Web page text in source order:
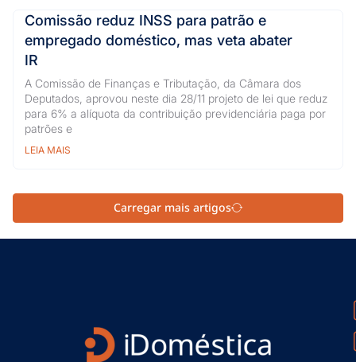
Comissão reduz INSS para patrão e
empregado doméstico, mas veta abater
IR
A Comissão de Finanças e Tributação, da Câmara dos
Deputados, aprovou neste dia 28/11 projeto de lei que reduz
para 6% a alíquota da contribuição previdenciária paga por
patrões e
LEIA MAIS
Carregar mais artigos